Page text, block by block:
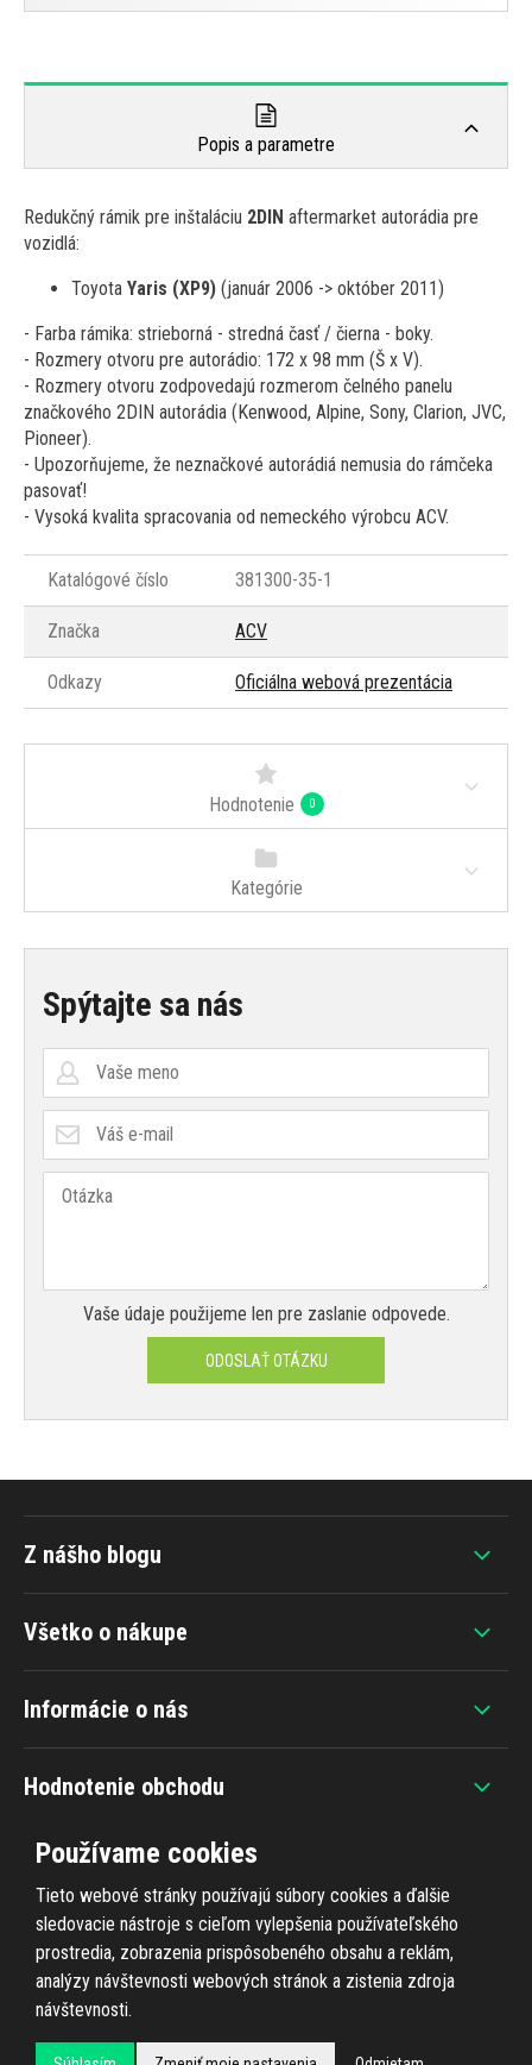
Popis a parametre
Redukčný rámik pre inštaláciu 2DIN aftermarket autorádia pre
vozidlá:
Toyota Yaris (XP9) (január 2006 -> október 2011)
- Farba rámika: strieborná - stredná časť / čierna - boky.
- Rozmery otvoru pre autorádio: 172 x 98 mm (Š x V).
- Rozmery otvoru zodpovedajú rozmerom čelného panelu
značkového 2DIN autorádia (Kenwood, Alpine, Sony, Clarion, JVC,
Pioneer).
- Upozorňujeme, že neznačkové autorádiá nemusia do rámčeka
pasovať!
- Vysoká kvalita spracovania od nemeckého výrobcu ACV.
Katalógové číslo 381300-35-1
Značka ACV
Odkazy Oficiálna webová prezentácia
Hodnotenie 0
Kategórie
Spýtajte sa nás
Vaše údaje použijeme len pre zaslanie odpovede.
ODOSLAŤ OTÁZKU
Všetko o nákupe
Informácie o nás
Hodnotenie obchodu
+420 607 383 838
Z nášho blogu
Používame cookies
Tieto webové stránky používajú súbory cookies a ďalšie
sledovacie nástroje s cieľom vylepšenia používateľského
prostredia, zobrazenia prispôsobeného obsahu a reklám,
analýzy návštevnosti webových stránok a zistenia zdroja
návštevnosti.